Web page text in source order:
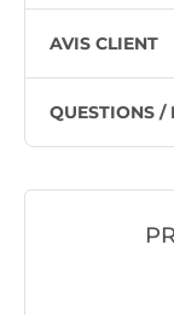
AVIS CLIENT
QUESTIONS /